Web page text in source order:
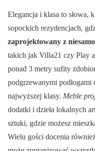
Elegancja i klasa to słowa,
sopockich rezydencjach,
zaprojektowany z
takich jak Villa21 czy Play
ponad 3 metry sufity
podgrzewanymi
najwyższej klasy. Meble
dodatki i dzieła lokalnych
sztuki, gdzie możesz
Wielu gości docenia